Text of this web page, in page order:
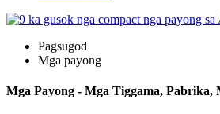
Pagsugod
Mga payong
Mga Payong - Mga Tiggama, Pabrika,